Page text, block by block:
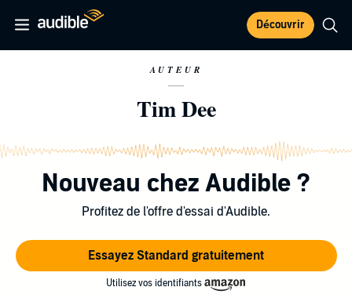
Découvrir
AUTEUR
Tim Dee
Nouveau chez Audible ?
Profitez de l'offre d'essai d'Audible.
Essayez Standard gratuitement
Utilisez vos identifiants